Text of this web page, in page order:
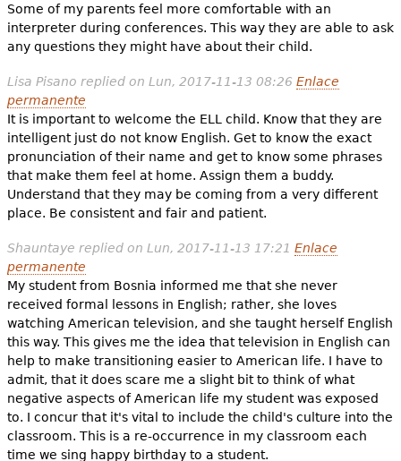
Some of my parents feel more comfortable with an
interpreter during conferences. This way they are able to ask
any questions they might have about their child.
Lisa Pisano replied on Lun, 2017-11-13 08:26 Enlace
permanente
It is important to welcome the ELL child. Know that they are
intelligent just do not know English. Get to know the exact
pronunciation of their name and get to know some phrases
that make them feel at home. Assign them a buddy.
Understand that they may be coming from a very different
place. Be consistent and fair and patient.
Shauntaye replied on Lun, 2017-11-13 17:21 Enlace
permanente
My student from Bosnia informed me that she never
received formal lessons in English; rather, she loves
watching American television, and she taught herself English
this way. This gives me the idea that television in English can
help to make transitioning easier to American life. I have to
admit, that it does scare me a slight bit to think of what
negative aspects of American life my student was exposed
to. I concur that it's vital to include the child's culture into the
classroom. This is a re-occurrence in my classroom each
time we sing happy birthday to a student.